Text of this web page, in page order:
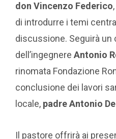
don Vincenzo Federico
di introdurre i temi
discussione. Seguirà
dell’ingegnere Antonio
rinomata Fondazione
conclusione dei lavori
locale, padre Antonio
Il pastore offrirà ai